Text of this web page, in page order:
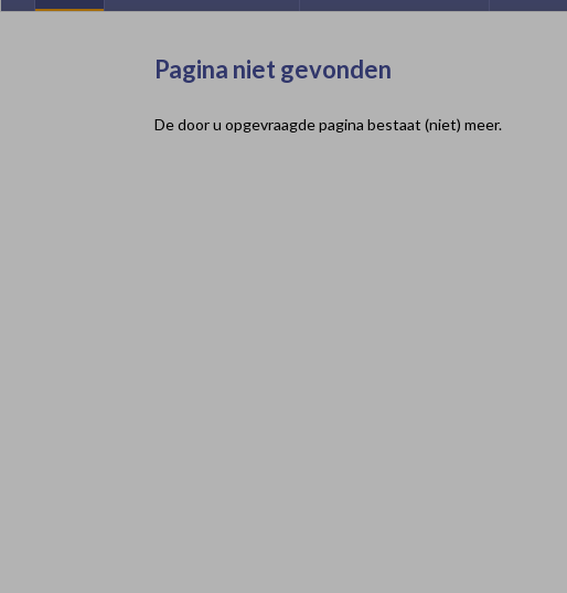
Pagina niet gevonden
De door u opgevraagde pagina bestaat (niet) meer.